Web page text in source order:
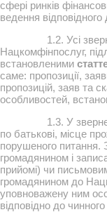
сфері ринків
ведення відповідного
1.2. Усі
Нацкомфінпослуг,
встановленими
саме: пропозиції,
пропозицій, заяв та
особливостей,
1.3. У
по батькові, місце
порушеного
громадянином і
прийомі) чи
громадянином до
уповноважену ним
відповідно до